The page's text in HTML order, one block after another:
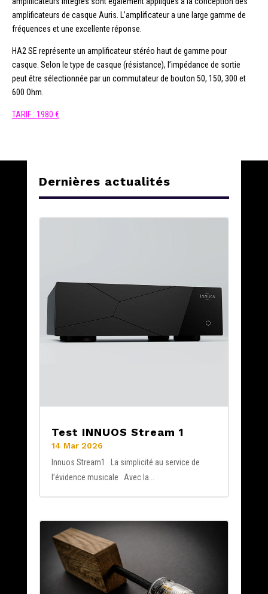
amplificateurs de casque Auris. L’amplificateur a une large gamme de
fréquences et une excellente réponse.
HA2 SE représente un amplificateur stéréo haut de gamme pour
casque. Selon le type de casque (résistance), l’impédance de sortie
peut être sélectionnée par un commutateur de bouton 50, 150, 300 et
600 Ohm.
TARIF : 1980 €
Dernières actualités
Test INNUOS Stream 1
14 Mar 2026
Innuos Stream1 La simplicité au service de
l’évidence musicale Avec la...